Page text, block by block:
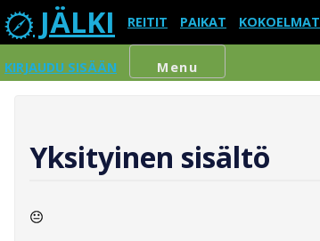
JÄLKI REITIT PAIKAT KOKOELMAT
KIRJAUDU SISÄÄN Menu
Yksityinen sisältö